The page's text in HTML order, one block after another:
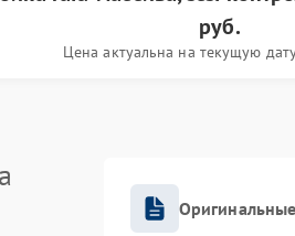
руб.
Цена актуальна на текущую